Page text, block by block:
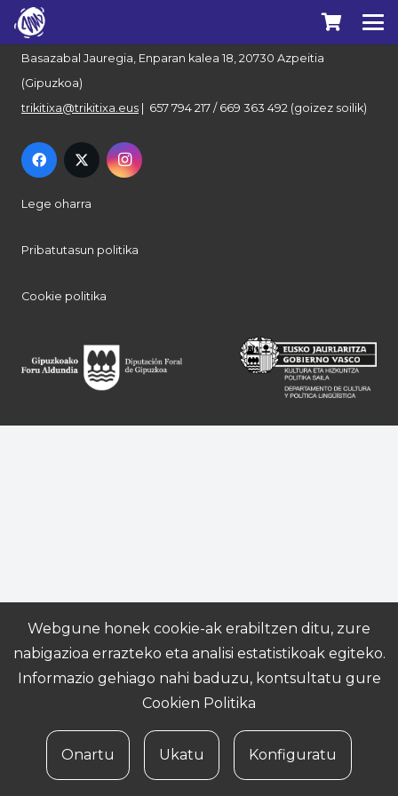
Euskal Herriko Trikitixa Elkartea
Basazabal Jauregia, Enparan kalea 18, 20730 Azpeitia
(Gipuzkoa)
trikitixa@trikitixa.eus | 657 794 217 / 669 363 492 (goizez soilik)
Lege oharra
Pribatutasun politika
Cookie politika
Webgune honek cookie-ak erabiltzen ditu, zure
nabigazioa errazteko eta analisi estatistikoak egiteko.
Informazio gehiago nahi baduzu, kontsultatu gure
Cookien Politika
Onartu Ukatu Konfiguratu